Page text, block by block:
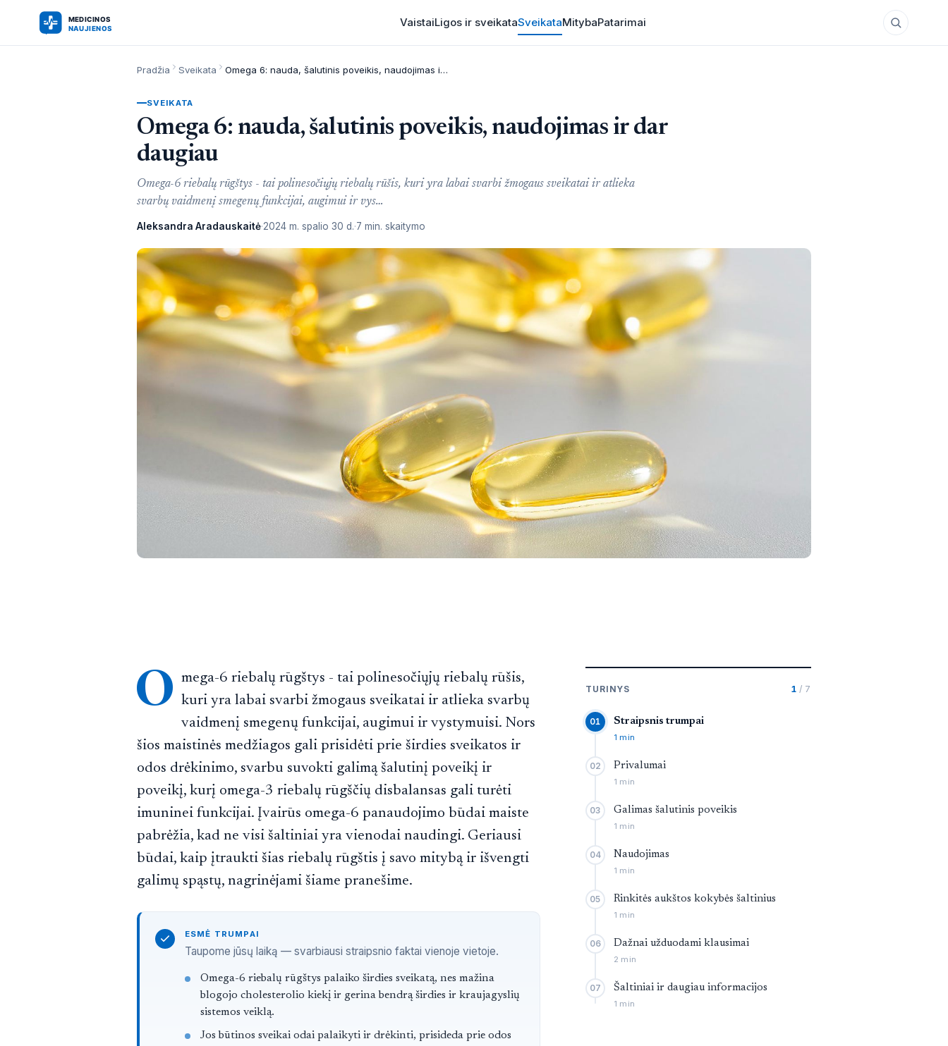
VaistaiLigos ir sveikataSveikataMitybaPatarimai
Pradžia Sveikata Omega 6: nauda, šalutinis poveikis, naudojimas ir dar daugiau
SVEIKATA
Omega 6: nauda, šalutinis poveikis, naudojimas ir dar
daugiau
Omega-6 riebalų rūgštys - tai polinesočiųjų riebalų rūšis, kuri yra labai svarbi žmogaus sveikatai ir atlieka
svarbų vaidmenį smegenų funkcijai, augimui ir vys…
Aleksandra Aradauskaitė 2024 m. spalio 30 d. 7 min. skaitymo
O mega-6 riebalų rūgštys - tai polinesočiųjų riebalų rūšis,
kuri yra labai svarbi žmogaus sveikatai ir atlieka svarbų
vaidmenį smegenų funkcijai, augimui ir vystymuisi. Nors
šios maistinės medžiagos gali prisidėti prie širdies sveikatos ir
odos drėkinimo, svarbu suvokti galimą šalutinį poveikį ir
poveikį, kurį omega-3 riebalų rūgščių disbalansas gali turėti
imuninei funkcijai. Įvairūs omega-6 panaudojimo būdai maiste
pabrėžia, kad ne visi šaltiniai yra vienodai naudingi. Geriausi
būdai, kaip įtraukti šias riebalų rūgštis į savo mitybą ir išvengti
galimų spąstų, nagrinėjami šiame pranešime.
ESMĖ TRUMPAI
Taupome jūsų laiką — svarbiausi straipsnio faktai vienoje vietoje.
Straipsnis trumpai
Omega-6 riebalų rūgštys palaiko širdies sveikatą, nes mažina
blogojo cholesterolio kiekį ir gerina bendrą širdies ir kraujagyslių
sistemos veiklą.
Jos būtinos sveikai odai palaikyti ir drėkinti, prisideda prie odos
TURINYS 1 / 7
01 Straipsnis trumpai
1 min
02 Privalumai
1 min
03 Galimas šalutinis poveikis
1 min
04 Naudojimas
1 min
05 Rinkitės aukštos kokybės šaltinius
1 min
06 Dažnai užduodami klausimai
2 min
07 Šaltiniai ir daugiau informacijos
1 min